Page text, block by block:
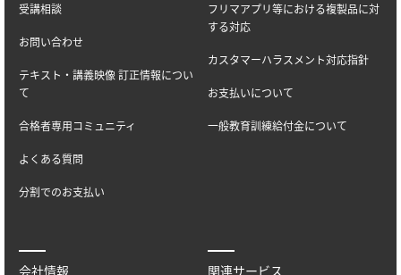
受講相談
お問い合わせ
テキスト・講義映像 訂正情報につい
て
合格者専用コミュニティ
よくある質問
分割でのお支払い
フリマアプリ等における複製品に対
する対応
カスタマーハラスメント対応指針
お支払いについて
一般教育訓練給付金について
会社情報 関連サービス